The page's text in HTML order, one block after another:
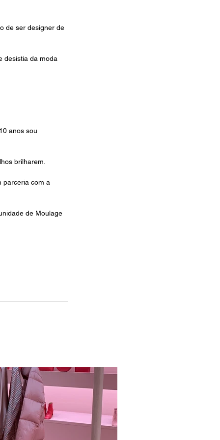
de ser designer de
desistia da moda
anos sou
brilharem.
parceria com a
de Moulage